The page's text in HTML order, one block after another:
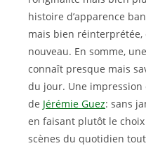
histoire d’apparence
mais bien réinterprétée,
nouveau. En somme,
connaît presque mais
du jour. Une
de Jérémie Guez: sans
en faisant plutôt le
scènes du quotidien